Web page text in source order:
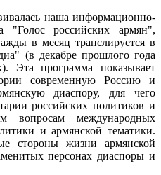
наша информационно-
"Голос российских армян",
в месяц транслируется в
(в декабре прошлого года
Эта программа показывает
современную Россию и
диаспору, для чего
российских политиков и
вопросам международных
и армянской тематики.
стороны жизни армянской
персонах диаспоры и